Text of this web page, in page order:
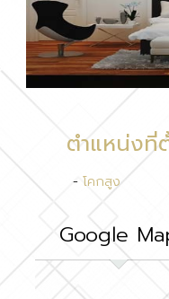
ตำแหน่งที่
- โคกสูง
Google